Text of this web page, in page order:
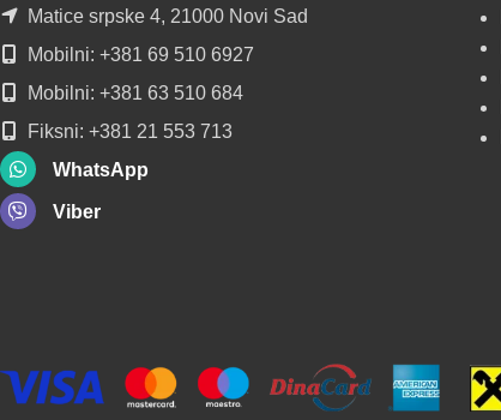
Matice srpske 4, 21000 Novi Sad
Mobilni: +381 69 510 6927
Mobilni: +381 63 510 684
Fiksni: +381 21 553 713
WhatsApp
Viber